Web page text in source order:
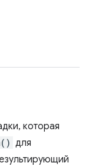
которая
для